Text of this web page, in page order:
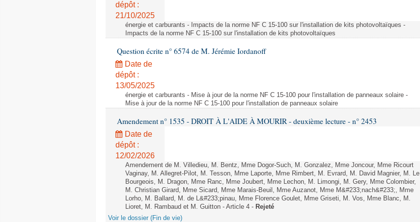
dépôt :
21/10/2025
énergie et carburants - Impacts de la norme NF C 15-100 sur l'installation de kits photovoltaïques -
Impacts de la norme NF C 15-100 sur l'installation de kits photovoltaïques
Question écrite n° 6574 de M. Jérémie Iordanoff
Date de
dépôt :
13/05/2025
énergie et carburants - Mise à jour de la norme NF C 15-100 pour l'installation de panneaux solaire -
Mise à jour de la norme NF C 15-100 pour l'installation de panneaux solaire
Amendement n° 1535 - DROIT À L'AIDE À MOURIR - deuxième lecture - n° 2453
Date de
dépôt :
12/02/2026
Amendement de M. Villedieu, M. Bentz, Mme Dogor-Such, M. Gonzalez, Mme Joncour, Mme Ricourt
Vaginay, M. Allegret-Pilot, M. Tesson, Mme Laporte, Mme Rimbert, M. Evrard, M. David Magnier, M. Le
Bourgeois, M. Dragon, Mme Ranc, Mme Joubert, Mme Lechon, M. Limongi, M. Gery, Mme Colombier,
M. Christian Girard, Mme Sicard, Mme Marais-Beuil, Mme Auzanot, Mme M&#233;nach&#233;, Mme
Lorho, M. Ballard, M. de L&#233;pinau, Mme Florence Goulet, Mme Griseti, M. Vos, Mme Blanc, M.
Lioret, M. Rambaud et M. Guitton - Article 4 - Rejeté
Voir le dossier (Fin de vie)